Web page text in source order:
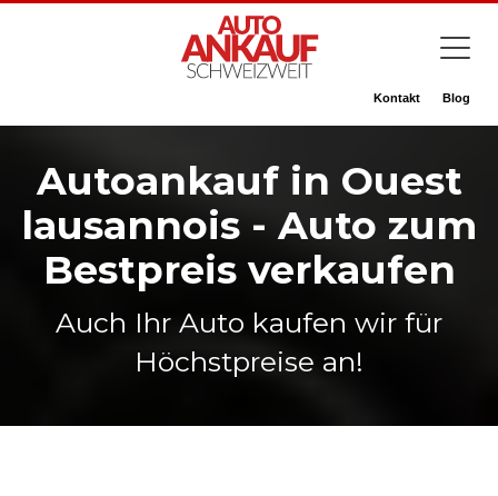
Kontakt Blog
Autoankauf in Ouest
lausannois - Auto zum
Bestpreis verkaufen
Auch Ihr Auto kaufen wir für
Höchstpreise an!